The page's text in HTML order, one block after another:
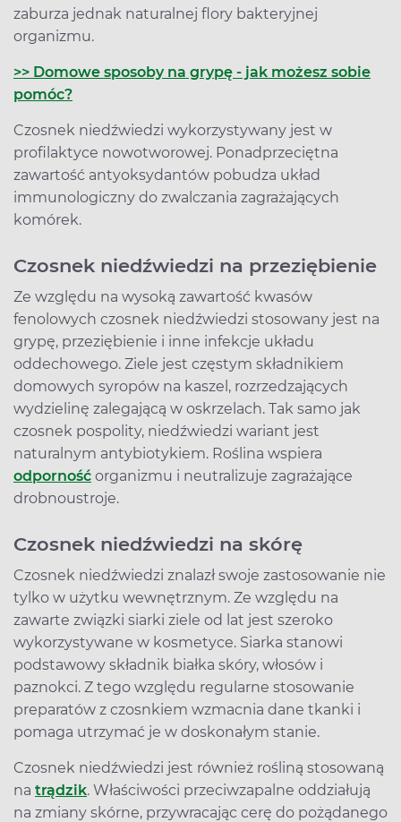
zaburza jednak naturalnej flory bakteryjnej
organizmu.
>> Domowe sposoby na grypę - jak możesz sobie
pomóc?
Czosnek niedźwiedzi wykorzystywany jest w
profilaktyce nowotworowej. Ponadprzeciętna
zawartość antyoksydantów pobudza układ
immunologiczny do zwalczania zagrażających
komórek.
Czosnek niedźwiedzi na przeziębienie
Ze względu na wysoką zawartość kwasów
fenolowych czosnek niedźwiedzi stosowany jest na
grypę, przeziębienie i inne infekcje układu
oddechowego. Ziele jest częstym składnikiem
domowych syropów na kaszel, rozrzedzających
wydzielinę zalegającą w oskrzelach. Tak samo jak
czosnek pospolity, niedźwiedzi wariant jest
naturalnym antybiotykiem. Roślina wspiera
odporność organizmu i neutralizuje zagrażające
drobnoustroje.
Czosnek niedźwiedzi na skórę
Czosnek niedźwiedzi znalazł swoje zastosowanie nie
tylko w użytku wewnętrznym. Ze względu na
zawarte związki siarki ziele od lat jest szeroko
wykorzystywane w kosmetyce. Siarka stanowi
podstawowy składnik białka skóry, włosów i
paznokci. Z tego względu regularne stosowanie
preparatów z czosnkiem wzmacnia dane tkanki i
pomaga utrzymać je w doskonałym stanie.
Czosnek niedźwiedzi jest również rośliną stosowaną
na trądzik. Właściwości przeciwzapalne oddziałują
na zmiany skórne, przywracając cerę do pożądanego